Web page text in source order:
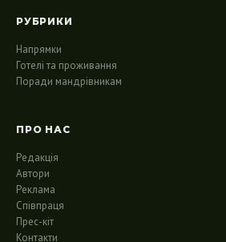
РУБРИКИ
Напрямки
Готелі та проживання
Поради мандрівникам
ПРО НАС
Редакція
Автори
Реклама
Співпраця
Прес-кіт
Контакти